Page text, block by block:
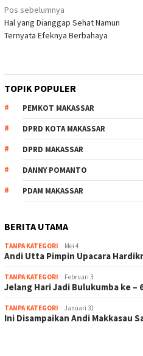
Navigasi
pos
Pos sebelumnya
Hal yang Dianggap Sehat Namun
Ternyata Efeknya Berbahaya
TOPIK POPULER
PEMKOT MAKASSAR
DPRD KOTA MAKASSAR
DPRD MAKASSAR
DANNY POMANTO
PDAM MAKASSAR
BERITA UTAMA
TANPA KATEGORI Mei 4
Andi Utta Pimpin Upacara
TANPA KATEGORI Februari 3
Jelang Hari Jadi Bulukumba ke –
TANPA KATEGORI Januari 31
Ini Disampaikan Andi Makkasau